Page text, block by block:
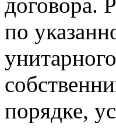
по
порядке,